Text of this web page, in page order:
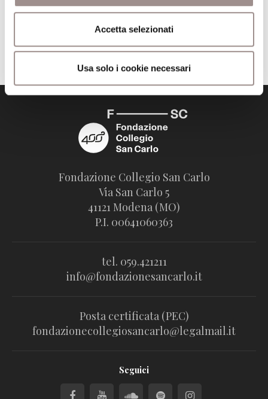
Accetta selezionati
Usa solo i cookie necessari
19)
Torna all'archivio conferenze
Fondazione Collegio San Carlo
Via San Carlo 5
41121 Modena (MO)
P.I. 00641060363
tel. 059.421211
info@fondazionesancarlo.it
Posta certificata (PEC)
fondazionecollegiosancarlo@legalmail.it
Seguici